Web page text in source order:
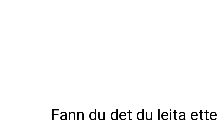
Fann du det du leita